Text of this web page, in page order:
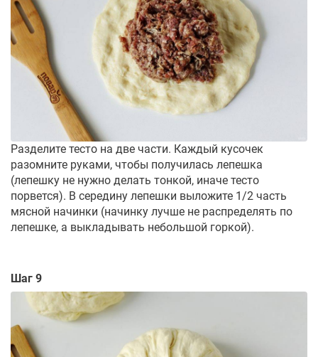
Разделите тесто на две части. Каждый кусочек
разомните руками, чтобы получилась лепешка
(лепешку не нужно делать тонкой, иначе тесто
порвется). В середину лепешки выложите 1/2 часть
мясной начинки (начинку лучше не распределять по
лепешке, а выкладывать небольшой горкой).
Шаг 9